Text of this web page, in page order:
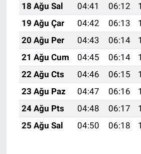
18 Ağu Sal
04:41 06:12
19 Ağu Çar
04:42 06:13
20 Ağu Per
04:43 06:14
21 Ağu Cum
04:45 06:14
22 Ağu Cts
04:46 06:15
23 Ağu Paz
04:47 06:16
24 Ağu Pts
04:48 06:17
25 Ağu Sal
04:50 06:18